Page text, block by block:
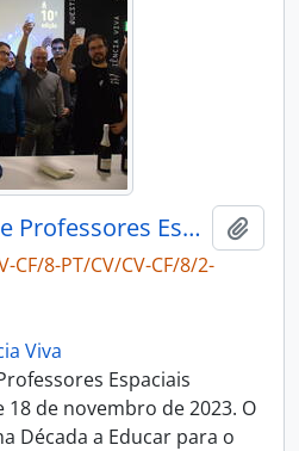
10.ª Conferência de Professores Espaciais
CF/8-PT/CV/CV-CF/8/2-
Viva
Espaciais
de novembro de 2023. O
Década a Educar para o